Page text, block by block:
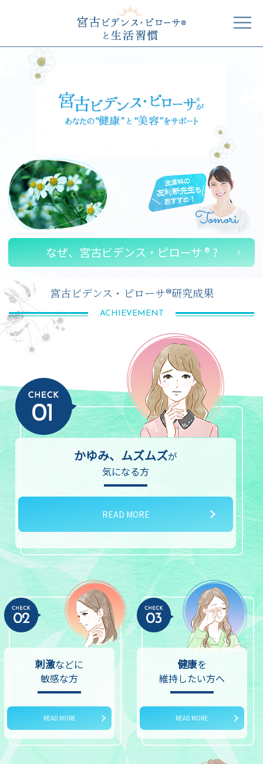
なぜ、宮古ビデンス・ピローサ ® ?
宮古ビデンス・ピローサ®研究成果
ACHIEVEMENT
かゆみ、ムズムズが
気になる方
READ MORE
刺激などに
敏感な方
READ MORE
健康を
維持したい方へ
READ MORE